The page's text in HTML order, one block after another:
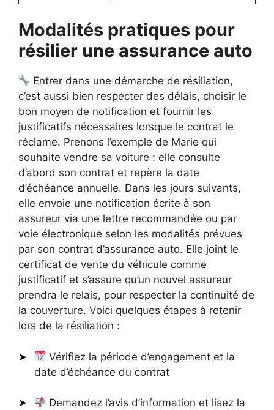
Modalités pratiques pour
résilier une assurance auto
Entrer dans une démarche de résiliation,
c’est aussi bien respecter des délais, choisir le
bon moyen de notification et fournir les
justificatifs nécessaires lorsque le contrat le
réclame. Prenons l’exemple de Marie qui
souhaite vendre sa voiture : elle consulte
d’abord son contrat et repère la date
d’échéance annuelle. Dans les jours suivants,
elle envoie une notification écrite à son
assureur via une lettre recommandée ou par
voie électronique selon les modalités prévues
par son contrat d’assurance auto. Elle joint le
certificat de vente du véhicule comme
justificatif et s’assure qu’un nouvel assureur
prendra le relais, pour respecter la continuité de
la couverture. Voici quelques étapes à retenir
lors de la résiliation :
Vérifiez la période d’engagement et la
date d’échéance du contrat
Demandez l’avis d’information et lisez la